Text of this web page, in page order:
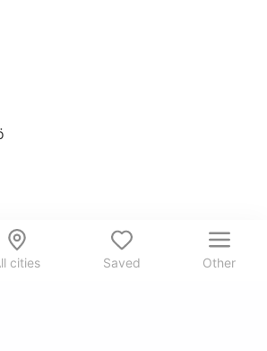
cities Saved Other